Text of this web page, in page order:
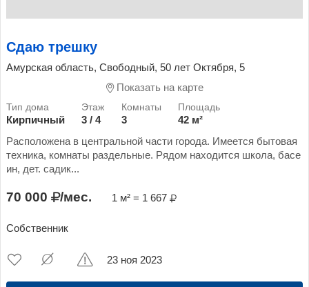
Сдаю трешку
Амурская область, Свободный, 50 лет Октября, 5
Показать на карте
Кирпичный 3 / 4 3
42 м²
Расположена в центральной части города. Имеется бытовая
техника, комнаты раздельные. Рядом находится школа, басе
ин, дет. садик...
70 000 /мес. 1 м² = 1 667
Собственник
23 ноя 2023